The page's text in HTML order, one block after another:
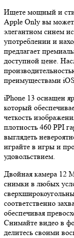
Ищете мощный и
Apple Only вы
элегантном синем
употреблении и
предлагает
доступной цене.
преимуществами
iPhone 13 оснащен
который
четкость
плотность 460 PPI
выглядеть
играйте в игры и
удовольствием.
Двойная камера 12
снимки в любых
соответственно
обеспечивая
Снимайте видео в
делитесь своими